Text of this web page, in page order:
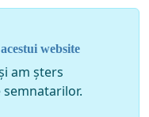
Internaționale la care
website
am șters